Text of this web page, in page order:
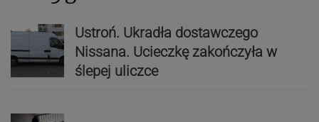
Ustroń. Ukradła dostawczego
Nissana. Ucieczkę zakończyła w
ślepej uliczce